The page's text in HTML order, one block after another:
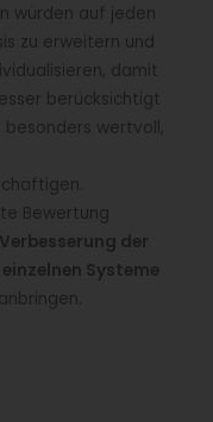
würden auf jeden
zu erweitern und
damit
berücksichtigt
besonders wertvoll,
Bewertung
der
Systeme